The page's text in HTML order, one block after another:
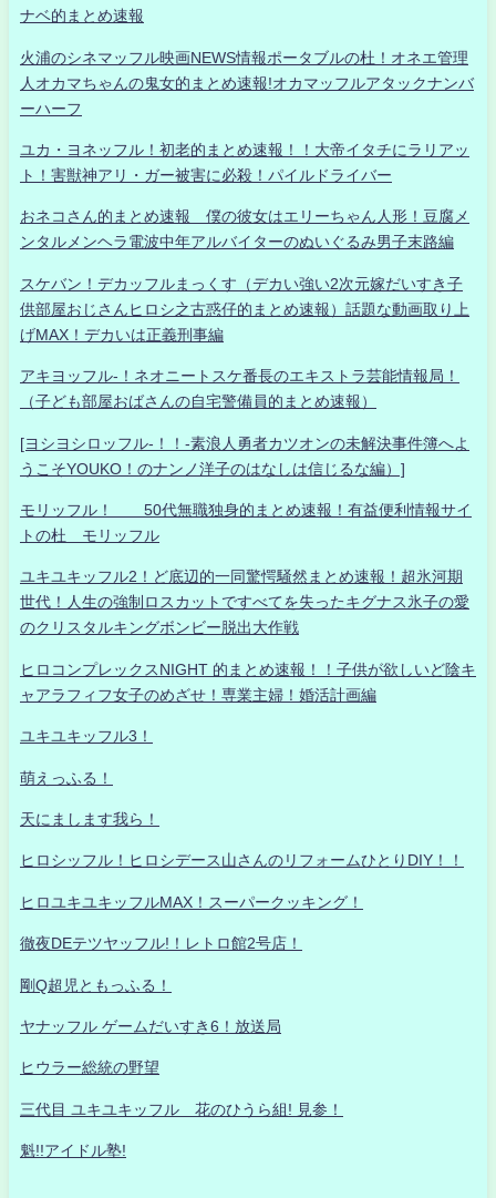
ナベ的まとめ速報
火浦のシネマッフル映画NEWS情報ポータブルの杜！オネエ管理
人オカマちゃんの鬼女的まとめ速報!オカマッフルアタックナンバ
ーハーフ
ユカ・ヨネッフル！初老的まとめ速報！！大帝イタチにラリアッ
ト！害獣神アリ・ガー被害に必殺！パイルドライバー
おネコさん的まとめ速報 僕の彼女はエリーちゃん人形！豆腐メ
ンタルメンヘラ電波中年アルバイターのぬいぐるみ男子末路編
スケバン！デカッフルまっくす（デカい強い2次元嫁だいすき子
供部屋おじさんヒロシ之古惑仔的まとめ速報）話題な動画取り上
げMAX！デカいは正義刑事編
アキヨッフル-！ネオニートスケ番長のエキストラ芸能情報局！
（子ども部屋おばさんの自宅警備員的まとめ速報）
[ヨシヨシロッフル-！！-素浪人勇者カツオンの未解決事件簿へよ
うこそYOUKO！のナンノ洋子のはなしは信じるな編）]
モリッフル！ 50代無職独身的まとめ速報！有益便利情報サイ
トの杜 モリッフル
ユキユキッフル2！ど底辺的一同驚愕騒然まとめ速報！超氷河期
世代！人生の強制ロスカットですべてを失ったキグナス氷子の愛
のクリスタルキングボンビー脱出大作戦
ヒロコンプレックスNIGHT 的まとめ速報！！子供が欲しいど陰キ
ャアラフィフ女子のめざせ！専業主婦！婚活計画編
ユキユキッフル3！
萌えっふる！
天にまします我ら！
ヒロシッフル！ヒロシデース山さんのリフォームひとりDIY！！
ヒロユキユキッフルMAX！スーパークッキング！
徹夜DEテツヤッフル!！レトロ館2号店！
剛Q超児ともっふる！
ヤナッフル ゲームだいすき6！放送局
ヒウラー総統の野望
三代目 ユキユキッフル 花のひうら組! 見参！
魁!!アイドル塾!